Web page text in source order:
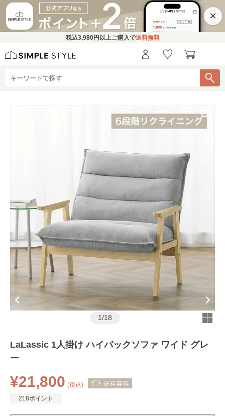
×
税込3,980円 以上ご購入で送料無料
1/18
LaLassic 1人掛け ハイバックソファ ワイド グレ
ー
¥21,800 (税込)
218ポイント